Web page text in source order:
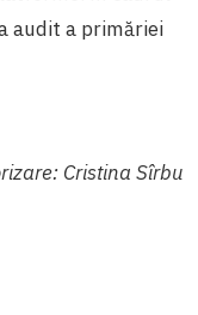
audit a primăriei
Cristina Sîrbu